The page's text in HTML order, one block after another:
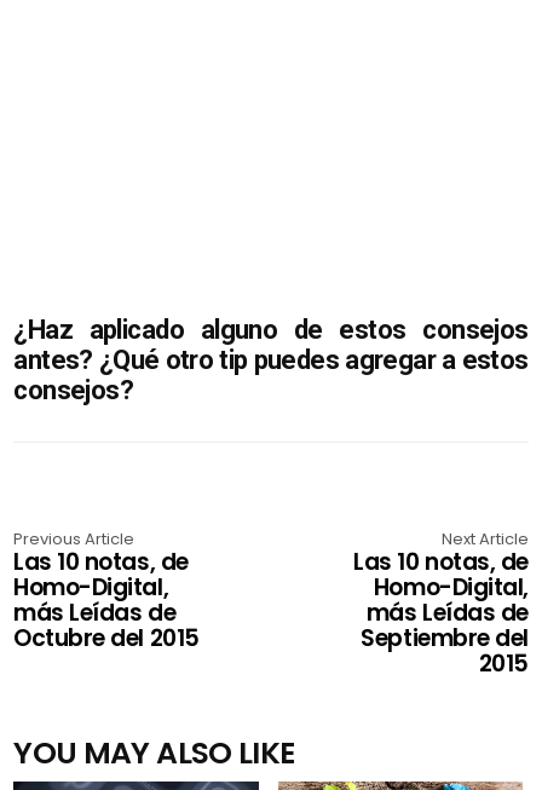
¿Haz aplicado alguno de estos consejos
antes? ¿Qué otro tip puedes agregar a estos
consejos?
Previous Article
Las 10 notas, de
Homo-Digital,
más Leídas de
Octubre del 2015
Next Article
Las 10 notas, de
Homo-Digital,
más Leídas de
Septiembre del
2015
YOU MAY ALSO LIKE